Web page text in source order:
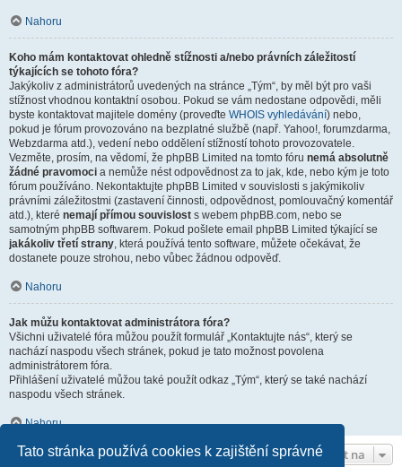
Tato stránka používá cookies k zajištění správné
Nahoru
Koho mám kontaktovat ohledně stížnosti a/nebo právních záležitostí
týkajících se tohoto fóra?
Jakýkoliv z administrátorů uvedených na stránce „Tým“, by měl být pro vaši
stížnost vhodnou kontaktní osobou. Pokud se vám nedostane odpovědi, měli
byste kontaktovat majitele domény (proveďte WHOIS vyhledávání) nebo,
pokud je fórum provozováno na bezplatné službě (např. Yahoo!, forumzdarma,
Webzdarma atd.), vedení nebo oddělení stížností tohoto provozovatele.
Vezměte, prosím, na vědomí, že phpBB Limited na tomto fóru nemá absolutně
žádné pravomoci a nemůže nést odpovědnost za to jak, kde, nebo kým je toto
fórum používáno. Nekontaktujte phpBB Limited v souvislosti s jakýmikoliv
právními záležitostmi (zastavení činnosti, odpovědnost, pomlouvačný komentář
atd.), které nemají přímou souvislost s webem phpBB.com, nebo se
samotným phpBB softwarem. Pokud pošlete email phpBB Limited týkající se
jakákoliv třetí strany, která používá tento software, můžete očekávat, že
dostanete pouze strohou, nebo vůbec žádnou odpověď.
Nahoru
Jak můžu kontaktovat administrátora fóra?
Všichni uživatelé fóra můžou použít formulář „Kontaktujte nás“, který se
nachází naspodu všech stránek, pokud je tato možnost povolena
administrátorem fóra.
Přihlášení uživatelé můžou také použít odkaz „Tým“, který se také nachází
naspodu všech stránek.
Nahoru
Přejít na